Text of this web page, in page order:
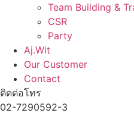
Team Building &
CSR
Party
Aj.Wit
Our Customer
Contact
ติดต่อโทร
02-7290592-3